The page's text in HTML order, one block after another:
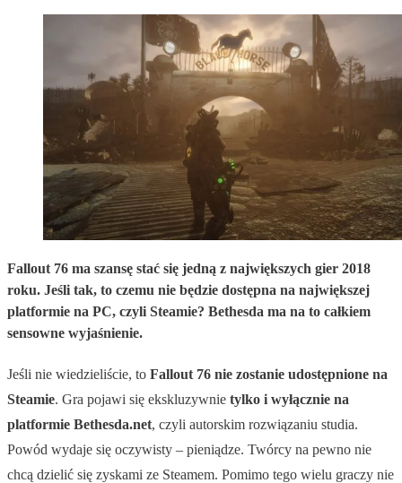
Fallout 76 ma szansę stać się jedną z największych gier 2018
roku. Jeśli tak, to czemu nie będzie dostępna na największej
platformie na PC, czyli Steamie? Bethesda ma na to całkiem
sensowne wyjaśnienie.
Jeśli nie wiedzieliście, to Fallout 76 nie zostanie udostępnione na
Steamie. Gra pojawi się ekskluzywnie tylko i wyłącznie na
platformie Bethesda.net, czyli autorskim rozwiązaniu studia.
Powód wydaje się oczywisty – pieniądze. Twórcy na pewno nie
chcą dzielić się zyskami ze Steamem. Pomimo tego wielu graczy nie